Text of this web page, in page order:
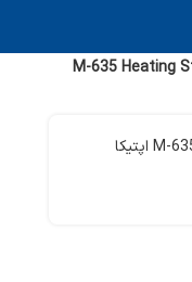
M-635 Heating